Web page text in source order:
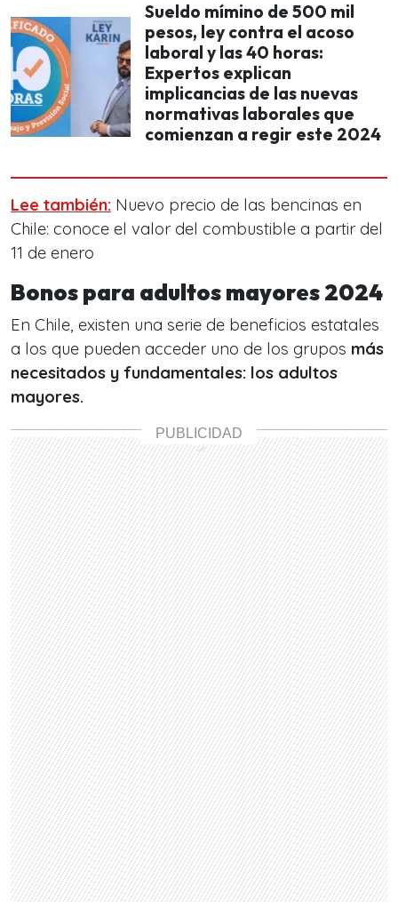
Sueldo mímino de 500 mil
pesos, ley contra el acoso
laboral y las 40 horas:
Expertos explican
implicancias de las nuevas
normativas laborales que
comienzan a regir este 2024
Lee también: Nuevo precio de las bencinas en
Chile: conoce el valor del combustible a partir del
11 de enero
Bonos para adultos mayores 2024
En Chile, existen una serie de beneficios estatales
a los que pueden acceder uno de los grupos más
necesitados y fundamentales: los adultos
mayores.